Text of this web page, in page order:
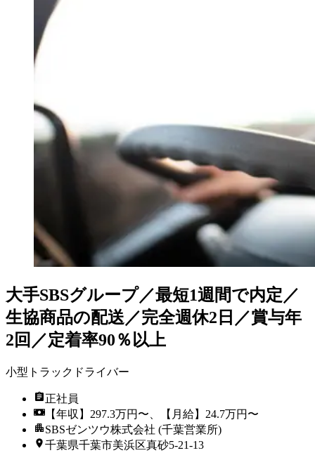
大手SBSグループ／最短1週間で内定／
生協商品の配送／完全週休2日／賞与年
2回／定着率90％以上
小型トラックドライバー
正社員
【年収】297.3万円〜、【月給】24.7万円〜
SBSゼンツウ株式会社 (千葉営業所)
千葉県千葉市美浜区真砂5-21-13